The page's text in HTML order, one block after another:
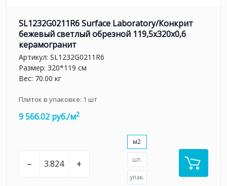
SL1232G0211R6 Surface Laboratory/Конкрит
бежевый светлый обрезной 119,5x320x0,6
керамогранит
Артикул: SL1232G0211R6
Размер: 320*119 см
Вес: 70.00 кг
Плиток в упаковке: 1 шт
9 566.02 руб./м2
– +
м2
шт.
упак.